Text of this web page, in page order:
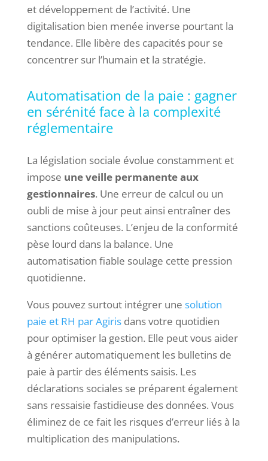
et développement de l’activité. Une
digitalisation bien menée inverse pourtant la
tendance. Elle libère des capacités pour se
concentrer sur l’humain et la stratégie.
Automatisation de la paie : gagner
en sérénité face à la complexité
réglementaire
La législation sociale évolue constamment et
impose une veille permanente aux
gestionnaires. Une erreur de calcul ou un
oubli de mise à jour peut ainsi entraîner des
sanctions coûteuses. L’enjeu de la conformité
pèse lourd dans la balance. Une
automatisation fiable soulage cette pression
quotidienne.
Vous pouvez surtout intégrer une solution
paie et RH par Agirisdans votre quotidien
pour optimiser la gestion. Elle peut vous aider
à générer automatiquement les bulletins de
paie à partir des éléments saisis. Les
déclarations sociales se préparent également
sans ressaisie fastidieuse des données. Vous
éliminez de ce fait les risques d’erreur liés à la
multiplication des manipulations.